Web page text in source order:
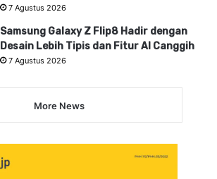
7 Agustus 2026
Samsung Galaxy Z Flip8 Hadir dengan
Desain Lebih Tipis dan Fitur AI Canggih
7 Agustus 2026
More News